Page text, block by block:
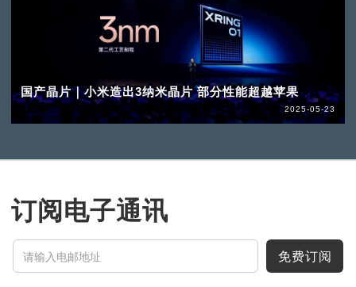
国产晶片｜小米造出3纳米晶片 部分性能超越苹果
2025-05-23
订阅电子通讯
免费订阅